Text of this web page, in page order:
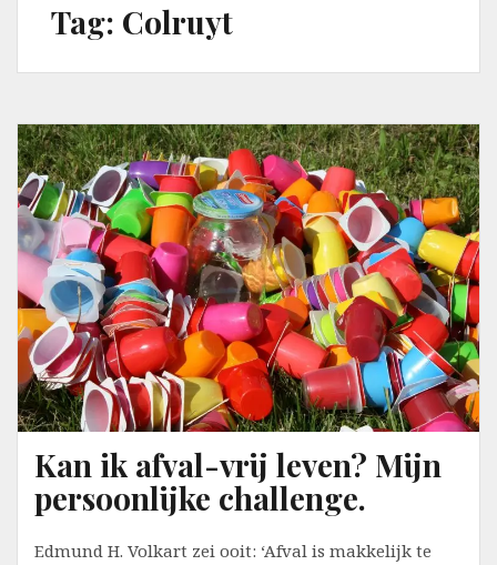
Tag: Colruyt
Kan ik afval-vrij leven? Mijn
persoonlijke challenge.
Edmund H. Volkart zei ooit: ‘Afval is makkelijk te